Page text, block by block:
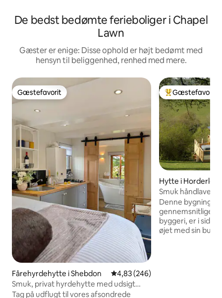
De bedst bedømte ferieboliger i Chapel
Lawn
Gæster er enige: Disse ophold er højt bedømt med
hensyn til beliggenhed, renhed med mere.
Gæstefavorit
Gæstefavorit
Fårehyrdehytte i Shebdon 4,83 ud af 5 i gennemsnitlig
4,83 (246)
Smuk, privat hyrdehytte med udsigt
over søen
Tag på udflugt til vores afsondrede
Bedste
Gæstefavorit
Hytte i Horderley
Smuk håndlavet
boblebad
Denne bygning,
gennemsnitlige,
byggeri, er i
øjet med sin